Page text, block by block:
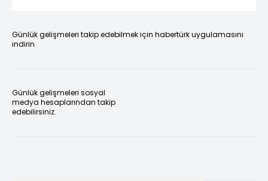
Günlük gelişmeleri takip edebilmek için habertürk uygulamasını
indirin
Günlük gelişmeleri sosyal
medya hesaplarından takip
edebilirsiniz.